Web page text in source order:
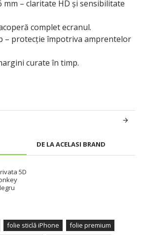
DE LA ACELASI BRAND
5D
mm – claritate HD și sensibilitate
complet ecranul.
– protecție împotriva amprentelor
curate în timp.
folie sticlă iPhone
folie premium